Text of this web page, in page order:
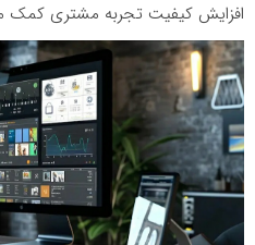
افزایش کیفیت تجربه مشتری کمک